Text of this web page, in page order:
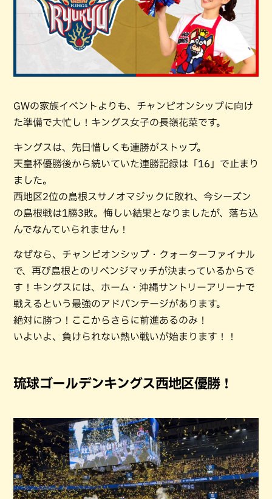
GWの家族イベントよりも、チャンピオンシップに向け
た準備で大忙し！キングス女子の長嶺花菜です。
キングスは、先日惜しくも連勝がストップ。
天皇杯優勝後から続いていた連勝記録は「16」で止まり
ました。
西地区2位の島根スサノオマジックに敗れ、今シーズン
の島根戦は1勝3敗。悔しい結果となりましたが、落ち込
んでなんていられません！
なぜなら、チャンピオンシップ・クォーターファイナル
で、再び島根とのリベンジマッチが決まっているからで
す！キングスには、ホーム・沖縄サントリーアリーナで
戦えるという最強のアドバンテージがあります。
絶対に勝つ！ここからさらに前進あるのみ！
いよいよ、負けられない熱い戦いが始まります！！
琉球ゴールデンキングス西地区優勝！